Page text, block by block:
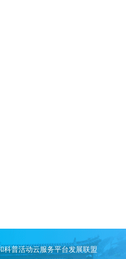
科普活动云服务平台发展联盟